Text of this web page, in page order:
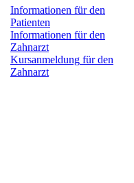
Informationen für den
Patienten
Informationen für den
Zahnarzt
Kursanmeldung für den
Zahnarzt